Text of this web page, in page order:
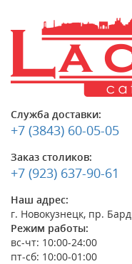
Служба доставки:
+7 (3843) 60-05-05
Заказ столиков:
+7 (923) 637-90-61
Наш адрес:
г. Новокузнецк, пр.
Режим работы:
вс-чт: 10:00-24:00
пт-сб: 10:00-01:00